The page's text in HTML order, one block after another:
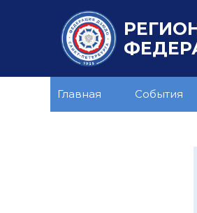
Главная События